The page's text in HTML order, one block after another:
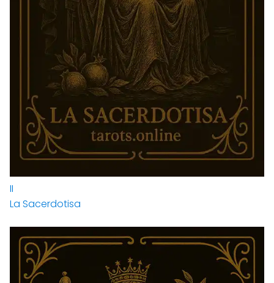
II
La Sacerdotisa